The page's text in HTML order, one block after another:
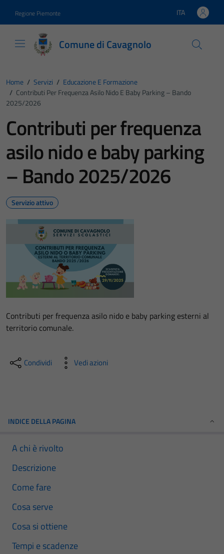
Regione Piemonte Lingua attiva:
ITA
Comune di Cavagnolo
Home / Servizi / Educazione E Formazione
/ Contributi Per Frequenza Asilo Nido E Baby Parking – Bando
2025/2026
Contributi per frequenza
asilo nido e baby parking
– Bando 2025/2026
Servizio attivo
Contributi per frequenza asilo nido e baby parking esterni al
territorio comunale.
Condividi Vedi azioni
INDICE DELLA PAGINA
A chi è rivolto
Descrizione
Come fare
Cosa serve
Cosa si ottiene
Tempi e scadenze